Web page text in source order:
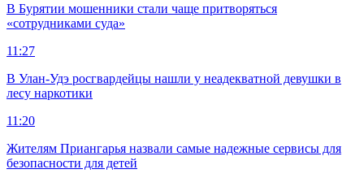
В Бурятии мошенники стали чаще притворяться
«сотрудниками суда»
11:27
В Улан-Удэ росгвардейцы нашли у неадекватной девушки в
лесу наркотики
11:20
Жителям Приангарья назвали самые надежные сервисы для
безопасности для детей